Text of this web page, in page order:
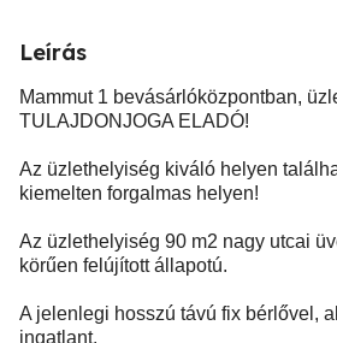
Leírás
Mammut 1 bevásárlóközpontban,
TULAJDONJOGA ELADÓ!
Az üzlethelyiség kiváló helyen
kiemelten forgalmas helyen!
Az üzlethelyiség 90 m2 nagy utcai
körűen felújított állapotú.
A jelenlegi hosszú távú fix bérlővel,
ingatlant.